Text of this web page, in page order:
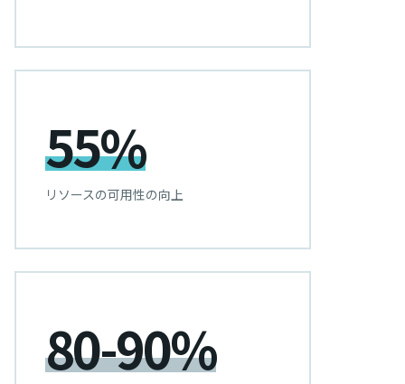
55%
リソースの可用性の向上
80-90%